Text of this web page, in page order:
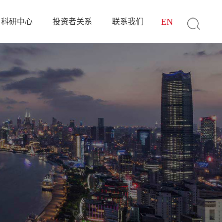
EN
科研中心 投资者关系 联系我们